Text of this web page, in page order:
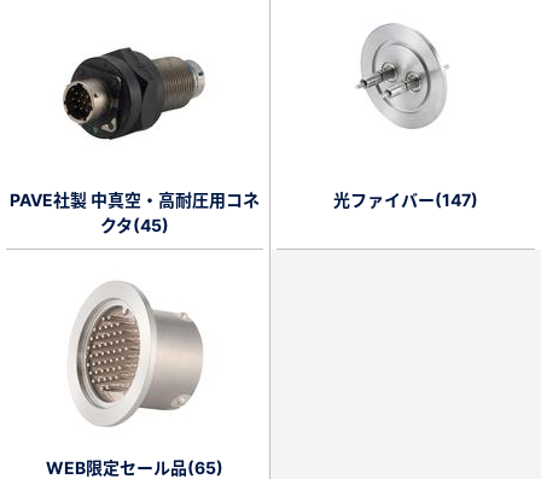
PAVE社製 中真空・高耐圧用コネ
クタ(45)
光ファイバー(147)
WEB限定セール品(65)